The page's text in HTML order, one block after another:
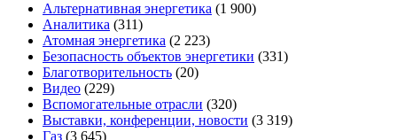
Альтернативная энергетика (1 900)
Аналитика (311)
Атомная энергетика (2 223)
Безопасность объектов энергетики (331)
Благотворительность (20)
Видео (229)
Вспомогательные отрасли (320)
Выставки, конференции, новости (3 319)
Газ (3 645)